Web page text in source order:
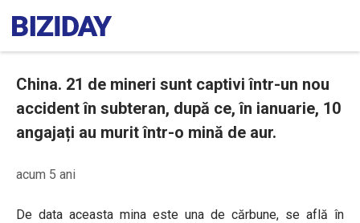
China. 21 de mineri sunt captivi într-un nou
accident în subteran, după ce, în ianuarie, 10
angajați au murit într-o mină de aur.
acum 5 ani
De data aceasta mina este una de cărbune, se află în